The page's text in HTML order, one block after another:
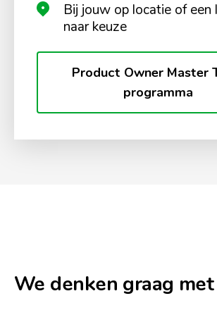
Bij jouw op locatie of een
naar keuze
Product Owner Master
programma
We denken graag met